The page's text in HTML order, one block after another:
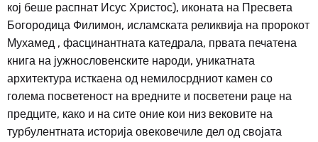
кој беше распнат Исус Христос), иконата на Пресвета
Богородица Филимон, исламската реликвија на пророкот
Мухамед , фасцинантната катедрала, првата печатена
книга на јужнословенските народи, уникатната
архитектура исткаена од немилосрдниот камен со
голема посветеност на вредните и посветени раце на
предците, како и на сите оние кои низ вековите на
турбулентната историја овековечиле дел од својата